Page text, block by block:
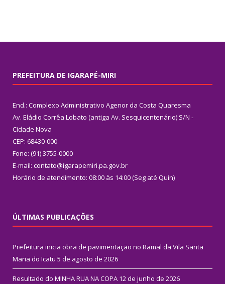
PREFEITURA DE IGARAPÉ-MIRI
End.: Complexo Administrativo Agenor da Costa Quaresma
Av. Eládio Corrêa Lobato (antiga Av. Sesquicentenário) S/N -
Cidade Nova
CEP: 68430-000
Fone: (91) 3755-0000
E-mail: contato@igarapemiri.pa.gov.br
Horário de atendimento: 08:00 às 14:00 (Seg até Quin)
ÚLTIMAS PUBLICAÇÕES
Prefeitura inicia obra de pavimentação no Ramal da Vila Santa
Maria do Icatu 5 de agosto de 2026
Resultado do MINHA RUA NA COPA 12 de junho de 2026